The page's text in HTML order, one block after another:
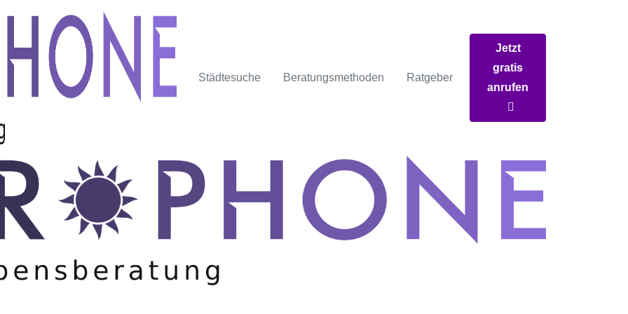
Städtesuche Beratungsmethoden Ratgeber
Jetzt
gratis
anrufen